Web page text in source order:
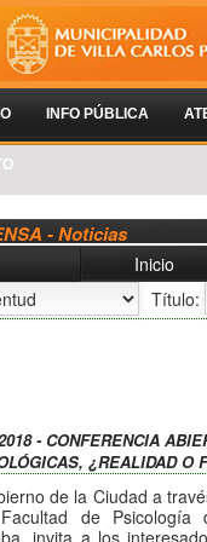
INFO PÚBLICA
- Noticias
Inicio
Título:
- CONFERENCIA
¿REALIDAD O
de la Ciudad a
de Psicología
invita a los